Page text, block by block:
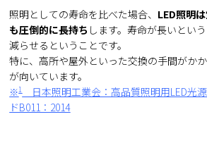
照明としての寿命を比べた場合、 LED照明
も圧倒的に長持ち します。寿命が長いとい
減らせるということです。
特に、高所や屋外といった交換の手間がか
が向いています。
※1日本照明工業会：高品質照明用LED光
ドB011：2014